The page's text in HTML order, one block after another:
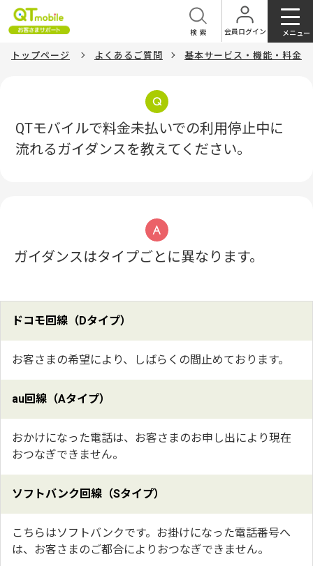
会員ログイン
検索 メニュー
トップページ よくあるご質問 基本サービス・機能・料金
QTモバイルで料金未払いでの利用停止中に
流れるガイダンスを教えてください。
ガイダンスはタイプごとに異なります。
ドコモ回線（Dタイプ）
お客さまの希望により、しばらくの間止めております。
au回線（Aタイプ）
おかけになった電話は、お客さまのお申し出により現在
おつなぎできません。
ソフトバンク回線（Sタイプ）
こちらはソフトバンクです。お掛けになった電話番号へ
は、お客さまのご都合によりおつなぎできません。